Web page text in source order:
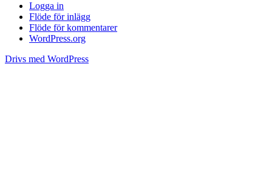
Logga in
Flöde för inlägg
Flöde för kommentarer
WordPress.org
Drivs med WordPress